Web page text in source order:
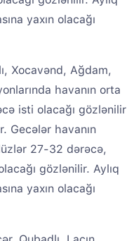
yaxın olacağı
Xocavənd, Ağdam,
havanın orta
isti olacağı gözlənilir
Gecələr havanın
27-32 dərəcə,
gözlənilir. Aylıq
yaxın olacağı